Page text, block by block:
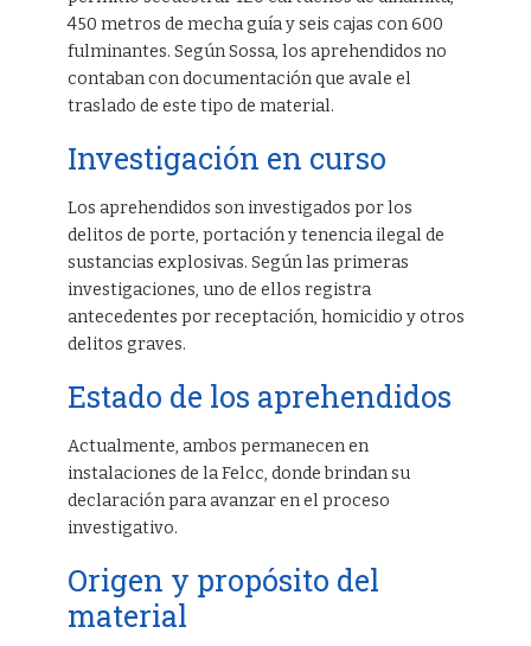
450 metros de mecha guía y seis cajas con 600
fulminantes. Según Sossa, los aprehendidos no
contaban con documentación que avale el
traslado de este tipo de material.
Investigación en curso
Los aprehendidos son investigados por los
delitos de porte, portación y tenencia ilegal de
sustancias explosivas. Según las primeras
investigaciones, uno de ellos registra
antecedentes por receptación, homicidio y otros
delitos graves.
Estado de los aprehendidos
Actualmente, ambos permanecen en
instalaciones de la Felcc, donde brindan su
declaración para avanzar en el proceso
investigativo.
Origen y propósito del
material